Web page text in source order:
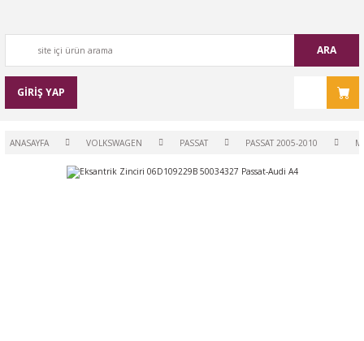
ARA
GİRİŞ YAP
ANASAYFA VOLKSWAGEN PASSAT PASSAT 2005-2010